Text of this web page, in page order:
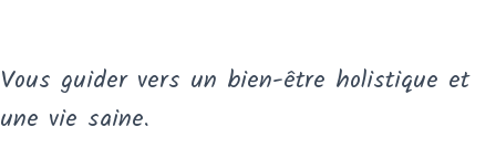
Vous guider vers un bien-être holistique et
une vie saine.